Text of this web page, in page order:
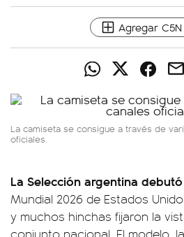
Agregar
La camiseta se consigue a través de
oficiales.
La Selección argentina
Mundial 2026 de Estados
y muchos hinchas fijaron la
conjunto nacional. El modelo,